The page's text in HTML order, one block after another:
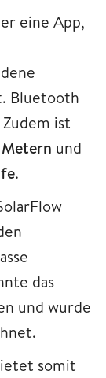
eine App,
Bluetooth
ist
und
.
das
und wurde
somit